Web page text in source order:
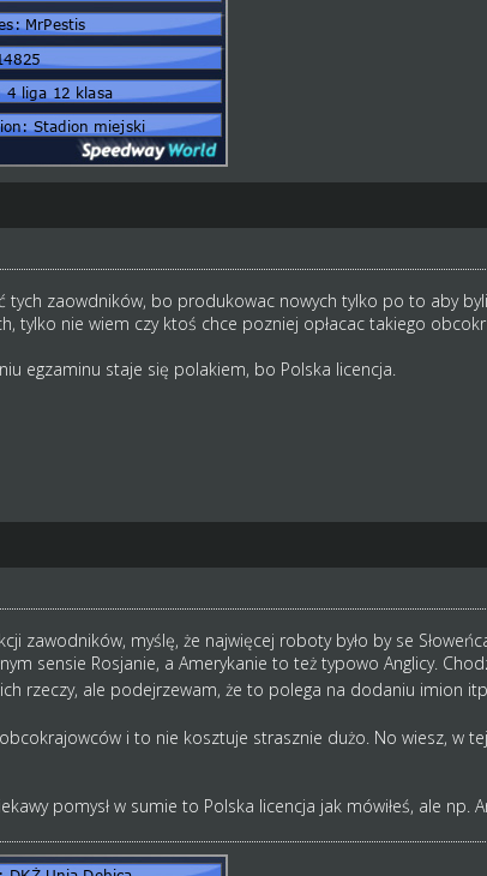
tych zaowdników, bo produkowac nowych tylko po to aby
tylko nie wiem czy ktoś chce pozniej opłacac takiego
egzaminu staje się polakiem, bo Polska licencja.
zawodników, myślę, że najwięcej roboty było by se
sensie Rosjanie, a Amerykanie to też typowo Anglicy.
rzeczy, ale podejrzewam, że to polega na dodaniu imion
i to nie kosztuje strasznie dużo. No wiesz, w
pomysł w sumie to Polska licencja jak mówiłeś, ale np.